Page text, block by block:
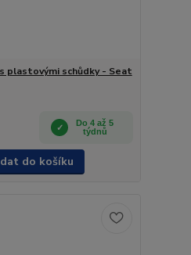
plastovými schůdky - Seat
Do 4 až 5
týdnů
do košíku